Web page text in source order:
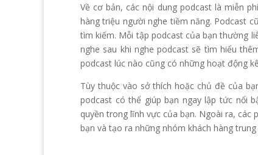
Về cơ bản, các nội dung podcast là miễn
hàng triệu người nghe tiềm năng. Podcast
tìm kiếm. Mỗi tập podcast của bạn thường
nghe sau khi nghe podcast sẽ tìm hiểu
podcast lúc nào cũng có những hoạt động
Tùy thuộc vào sở thích hoặc chủ đề của
podcast có thể giúp bạn ngay lập tức nổi
quyền trong lĩnh vực của bạn. Ngoài ra, các
bạn và tạo ra những nhóm khách hàng